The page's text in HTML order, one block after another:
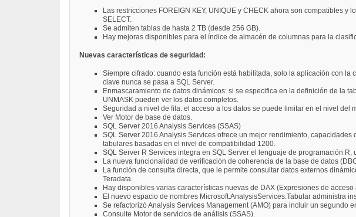
Las restricciones FOREIGN KEY, UNIQUE y CHECK ahora son compatibles
SELECT.
Se admiten tablas de hasta 2 TB (desde 256 GB).
Hay mejoras disponibles para el índice de almacén de columnas para la
Nuevas características de seguridad:
Siempre cifrado: cuando esta función está habilitada, solo la aplicación con
clave nunca se pasa a SQL Server.
Enmascaramiento de datos dinámicos: si se especifica en la definición de la
UNMASK pueden ver los datos completos.
Seguridad a nivel de fila: el acceso a los datos se puede limitar en el nivel
Ver Motor de base de datos.
SQL Server 2016 Analysis Services (SSAS)
SQL Server 2016 Analysis Services ofrece un mejor rendimiento,
tabulares basadas en el nivel de compatibilidad 1200.
SQL Server R Services integra en SQL Server el lenguaje de programación
La nueva funcionalidad de verificación de coherencia de la base de datos
La función de consulta directa, que le permite consultar datos externos
Teradata.
Hay disponibles varias características nuevas de DAX (Expresiones de acceso
El nuevo espacio de nombres Microsoft.AnalysisServices.Tabular administra
Se refactorizó Analysis Services Management (AMO) para incluir un segundo
Consulte Motor de servicios de análisis (SSAS).